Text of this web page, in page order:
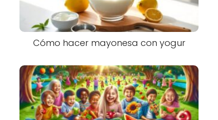
Cómo hacer mayonesa con yogur